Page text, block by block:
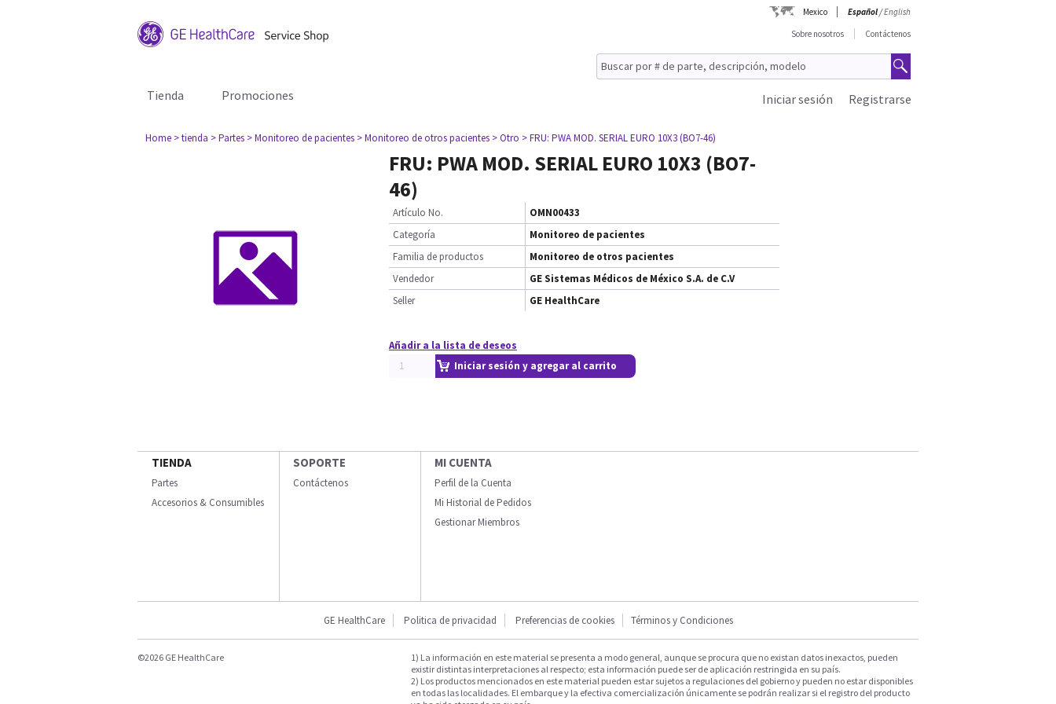
Mexico Español/English
Sobre nosotros
Contáctenos
Tienda Promociones Registrarse
Iniciar sesión
Home > tienda > Partes > Monitoreo de pacientes > Monitoreo de otros pacientes > Otro > FRU: PWA MOD. SERIAL EURO 10X3 (BO7-46)
FRU: PWA MOD. SERIAL EURO 10X3 (BO7-
46)
Artículo No.
OMN00433
Categoría
Monitoreo de pacientes
Familia de productos
Monitoreo de otros pacientes
Vendedor
GE Sistemas Médicos de México S.A. de C.V
Seller
GE HealthCare
Añadir a la lista de deseos
Iniciar sesión y agregar al carrito
TIENDA
Partes
Accesorios & Consumibles
SOPORTE
Contáctenos
MI CUENTA
Perfil de la Cuenta
Mi Historial de Pedidos
Gestionar Miembros
GE HealthCare Politica de privacidad Preferencias de cookies Términos y Condiciones
©2026 GE HealthCare
1) La información en este material se presenta a modo general, aunque se procura que no existan datos inexactos, pueden
existir distintas interpretaciones al respecto; esta información puede ser de aplicación restringida en su país.
2) Los productos mencionados en este material pueden estar sujetos a regulaciones del gobierno y pueden no estar disponibles
en todas las localidades. El embarque y la efectiva comercialización únicamente se podrán realizar si el registro del producto